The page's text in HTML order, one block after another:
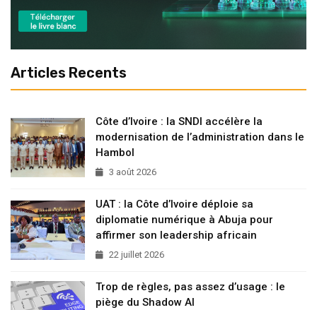
Articles Recents
Côte d’Ivoire : la SNDI accélère la
modernisation de l’administration dans le
Hambol
3 août 2026
UAT : la Côte d’Ivoire déploie sa
diplomatie numérique à Abuja pour
affirmer son leadership africain
22 juillet 2026
Trop de règles, pas assez d’usage : le
piège du Shadow AI